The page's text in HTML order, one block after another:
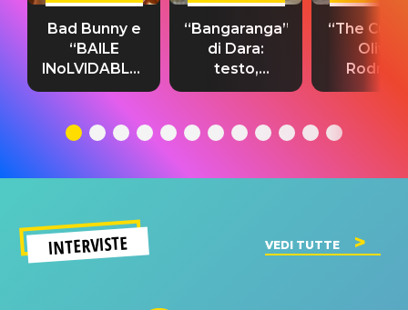
Bad Bunny e
“BAILE
INoLVIDABLE”:
testo,
significato
“Bangaranga”
di Dara:
testo,
traduzione e
del singolo
“The
Olivia
testo,
INTERVISTE VEDI TUTTE